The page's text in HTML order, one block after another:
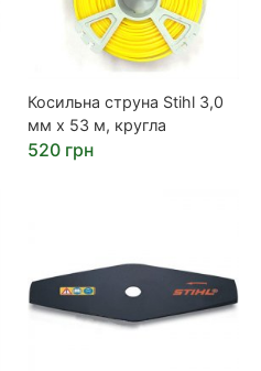
Косильна струна Stihl 3,0
мм х 53 м, кругла
520 грн